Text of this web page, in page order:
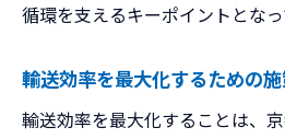
循環を支えるキーポイントとなっ
輸送効率を最大化するための
輸送効率を最大化することは、